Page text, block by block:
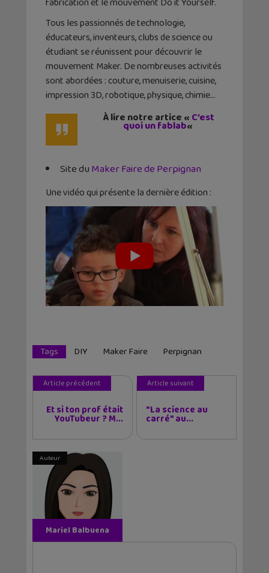
Tous les passionnés de technologie,
éducateurs, inventeurs, clubs de science ou
étudiant se réunissent pour découvrir le
mouvement Maker. De nombreuses activités
sont abordées : couture, menuiserie, cuisine,
impression 3D, robotique, physique, chimie…
À lire notre artice « C’est
quoi un fablab«
Site duMaker Faire de Perpignan
Une vidéo qui présente la dernière édition :
Tags DIY Maker Faire Perpignan
Article précédent
Et si ton prof était
YouTubeur ? M...
Article suivant
"La science au
carré" au...
Auteur
Mariel Balbuena